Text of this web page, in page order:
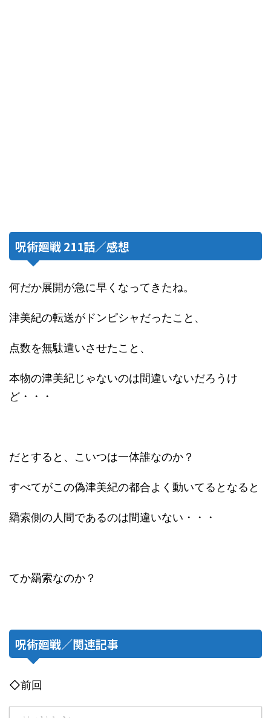
呪術廻戦 211話／感想
何だか展開が急に早くなってきたね。
津美紀の転送がドンピシャだったこと、
点数を無駄遣いさせたこと、
本物の津美紀じゃないのは間違いないだろうけ
ど・・・
だとすると、こいつは一体誰なのか？
すべてがこの偽津美紀の都合よく動いてるとなると
羂索側の人間であるのは間違いない・・・
てか羂索なのか？
呪術廻戦／関連記事
◇前回